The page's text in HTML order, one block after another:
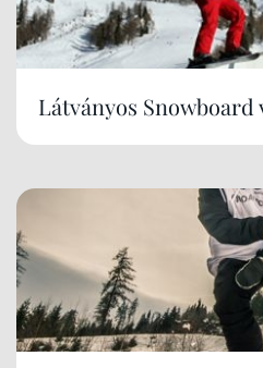
Látványos Snowboard